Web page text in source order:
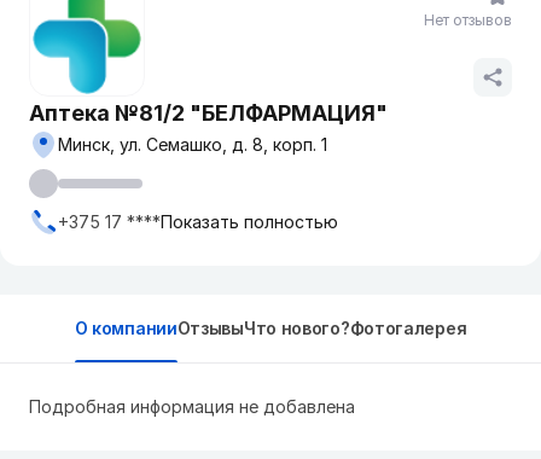
Аптека №81/2 "БЕЛФАРМАЦИЯ"
Минск, ул. Семашко, д. 8, корп. 1
+375 17 ****Показать полностью
Нет отзывов
О компанииОтзывыЧто нового?Фотогалерея
Подробная информация не добавлена